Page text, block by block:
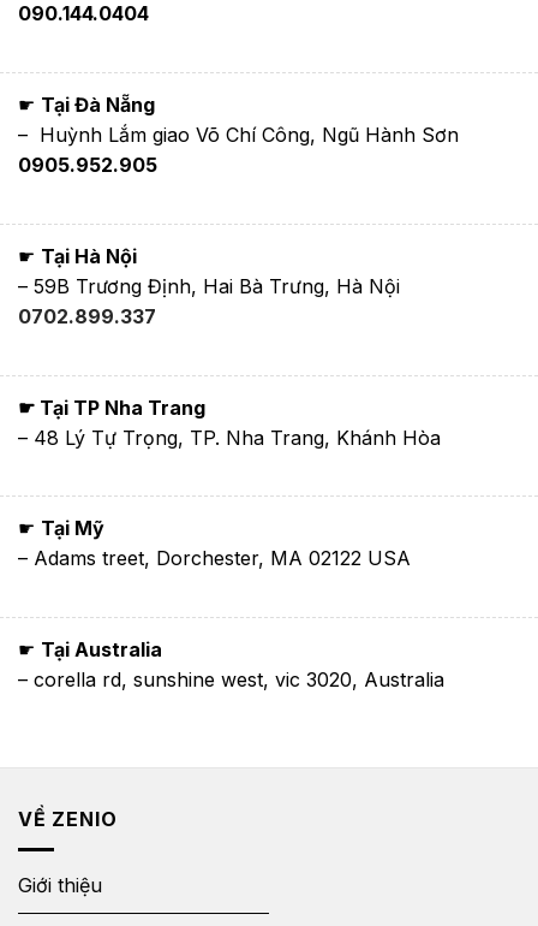
090.144.0404
☛ Tại Đà Nẵng
– Huỳnh Lắm giao Võ Chí Công, Ngũ Hành Sơn
0905.952.905
☛ Tại Hà Nội
– 59B Trương Định, Hai Bà Trưng, Hà Nội
0702.899.337
☛ Tại TP Nha Trang
– 48 Lý Tự Trọng, TP. Nha Trang, Khánh Hòa
☛ Tại Mỹ
– Adams treet, Dorchester, MA 02122 USA
☛ Tại Australia
– corella rd, sunshine west, vic 3020, Australia
VỀ ZENIO
Giới thiệu